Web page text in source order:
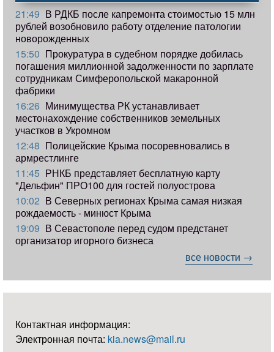
21:49 В РДКБ после капремонта стоимостью 15 млн
рублей возобновило работу отделение патологии
новорожденных
15:50 Прокуратура в судебном порядке добилась
погашения миллионной задолженности по зарплате
сотрудникам Симферопольской макаронной
фабрики
16:26 Минимущества РК устанавливает
местонахождение собственников земельных
участков в Укромном
12:48 Полицейские Крыма посоревновались в
армрестлинге
11:45 РНКБ представляет бесплатную карту
"Дельфин" ПРО100 для гостей полуострова
10:02 В Северных регионах Крыма самая низкая
рождаемость - минюст Крыма
19:09 В Севастополе перед судом предстанет
организатор игорного бизнеса
все новости →
Контактная информация:
Электронная почта: kia.news@mail.ru